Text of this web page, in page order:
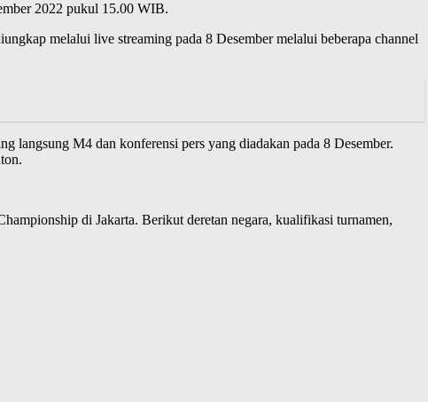
2022 pukul 15.00 WIB.
melalui live streaming pada 8 Desember melalui beberapa channel
langsung M4 dan konferensi pers yang diadakan pada 8 Desember.
di Jakarta. Berikut deretan negara, kualifikasi turnamen,